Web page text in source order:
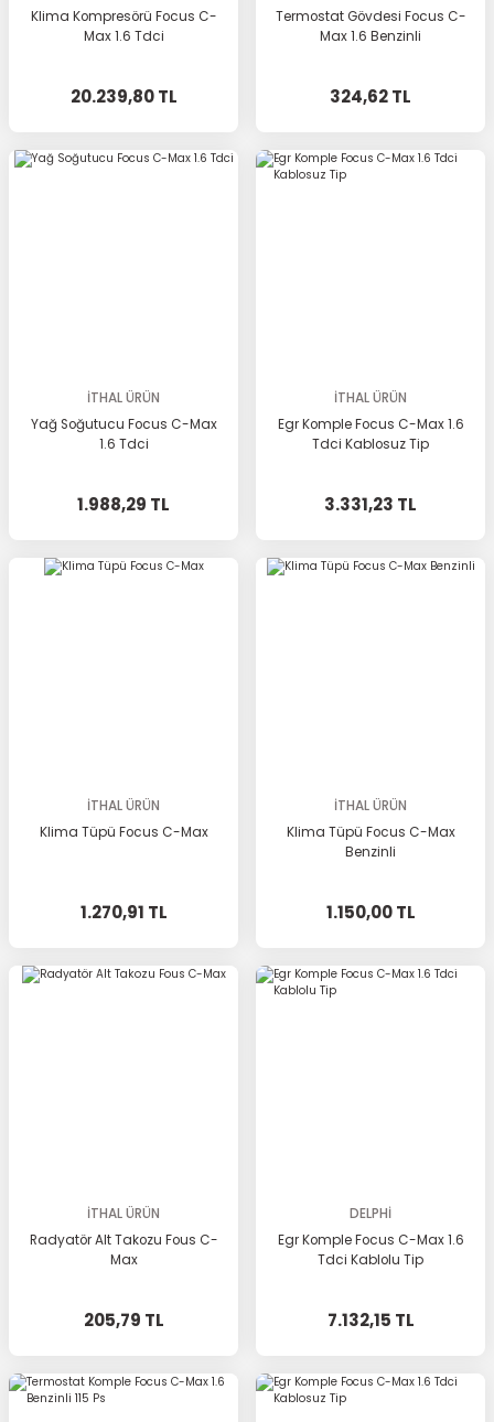
Klima Kompresörü Focus C-
Max 1.6 Tdci
20.239,80 TL
Termostat Gövdesi Focus C-
Max 1.6 Benzinli
324,62 TL
İTHAL ÜRÜN
Yağ Soğutucu Focus C-Max
1.6 Tdci
1.988,29 TL
İTHAL ÜRÜN
Egr Komple Focus C-Max 1.6
Tdci Kablosuz Tip
3.331,23 TL
İTHAL ÜRÜN
Klima Tüpü Focus C-Max
1.270,91 TL
İTHAL ÜRÜN
Klima Tüpü Focus C-Max
Benzinli
1.150,00 TL
İTHAL ÜRÜN
Radyatör Alt Takozu Fous C-
Max
205,79 TL
DELPHİ
Egr Komple Focus C-Max 1.6
Tdci Kablolu Tip
7.132,15 TL